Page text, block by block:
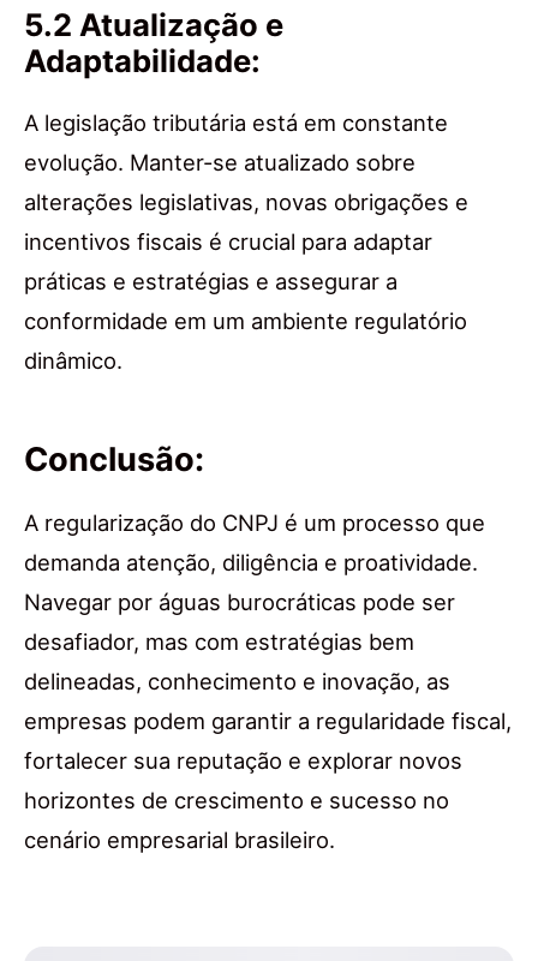
5.2 Atualização e
Adaptabilidade:
A legislação tributária está em constante
evolução. Manter-se atualizado sobre
alterações legislativas, novas obrigações e
incentivos fiscais é crucial para adaptar
práticas e estratégias e assegurar a
conformidade em um ambiente regulatório
dinâmico.
Conclusão:
A regularização do CNPJ é um processo que
demanda atenção, diligência e proatividade.
Navegar por águas burocráticas pode ser
desafiador, mas com estratégias bem
delineadas, conhecimento e inovação, as
empresas podem garantir a regularidade fiscal,
fortalecer sua reputação e explorar novos
horizontes de crescimento e sucesso no
cenário empresarial brasileiro.